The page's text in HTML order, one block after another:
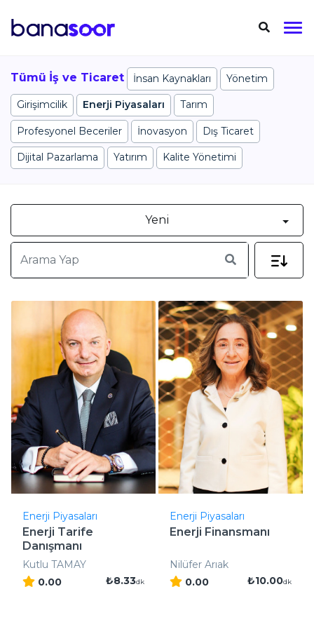
Tümü İş ve Ticaret İnsan Kaynakları Yönetim
Girişimcilik Enerji Piyasaları Tarım
Profesyonel Beceriler İnovasyon Dış Ticaret
Dijital Pazarlama Yatırım Kalite Yönetimi
Yeni
Enerji Piyasaları
Enerji Tarife
Danışmanı
Kutlu TAMAY
0.00
₺8.33dk
Enerji Piyasaları
Enerji Finansmanı
Nilüfer Arıak
0.00
₺10.00dk